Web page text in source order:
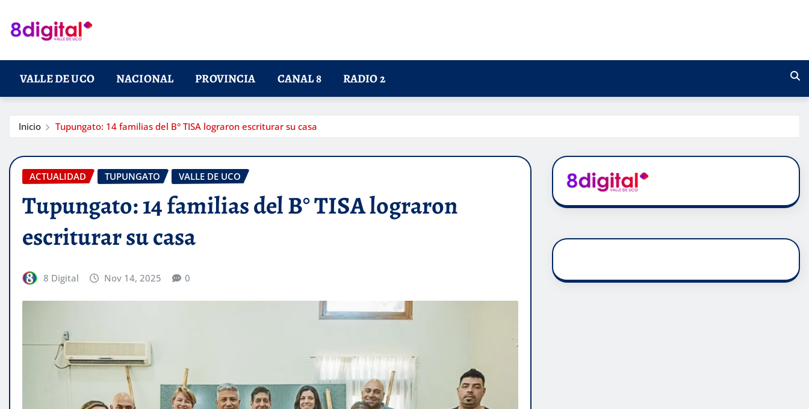
contenido
VALLE DE UCO NACIONAL PROVINCIA CANAL 8 RADIO 2
Inicio Tupungato: 14 familias del B° TISA lograron escriturar su casa
ACTUALIDAD TUPUNGATO VALLE DE UCO
Tupungato: 14 familias del B° TISA lograron
escriturar su casa
8 Digital Nov 14, 2025 0